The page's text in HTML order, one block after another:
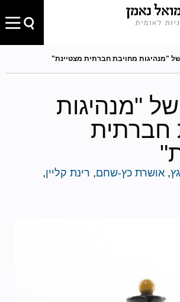
"מנהיגות מחויבת חברתית מצטיינת"
"מנהיגות
חברתית
, אושרת כץ-שחם, רינת קליין,